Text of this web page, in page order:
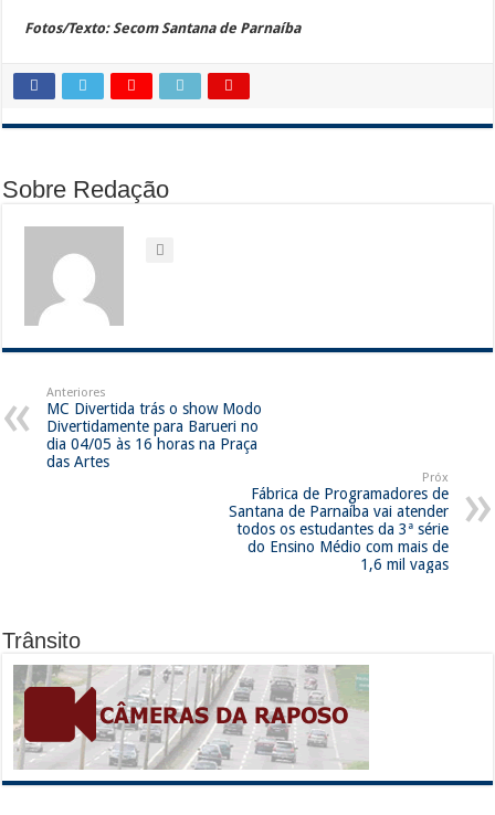
Fotos/Texto: Secom Santana de Parnaíba
Sobre Redação
Anteriores
MC Divertida trás o show Modo
Divertidamente para Barueri no
dia 04/05 às 16 horas na Praça
das Artes
Próx
Fábrica de Programadores de
Santana de Parnaíba vai atender
todos os estudantes da 3ª série
do Ensino Médio com mais de
1,6 mil vagas
Trânsito